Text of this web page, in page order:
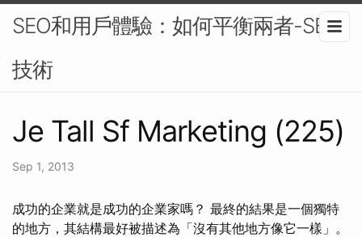
SEO和用戶體驗：如何平衡兩者-SEO
技術
Je Tall Sf Marketing (225)
Sep 1, 2013
成功的企業就是成功的企業家嗎？ 最終的結果是一個獨特
的地方，其結構最好被描述為「沒有其他地方像它一樣」。